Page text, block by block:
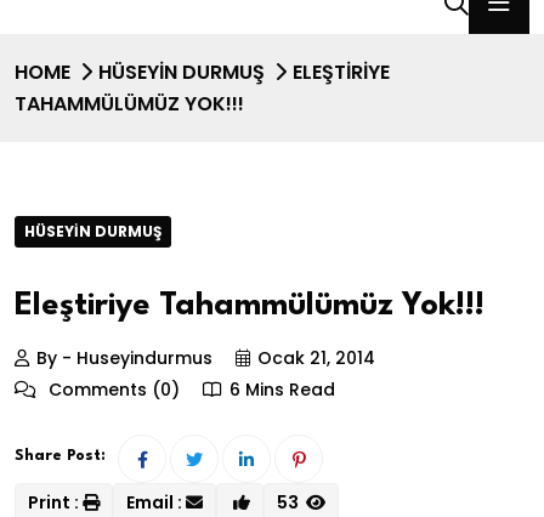
HOME HÜSEYIN DURMUŞ
ELEŞTIRIYE
TAHAMMÜLÜMÜZ YOK!!!
HÜSEYIN DURMUŞ
Eleştiriye Tahammülümüz Yok!!!
By - Huseyindurmus
Ocak 21, 2014
Comments (0)
6 Mins Read
Share Post:
Print : Email : 53